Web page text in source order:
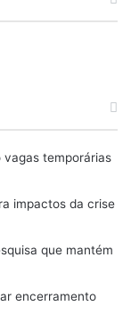
temporárias
impactos da crise
que mantém
encerramento